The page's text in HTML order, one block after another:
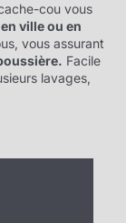
cou vous
ville ou en
vous assurant
Facile
lavages,